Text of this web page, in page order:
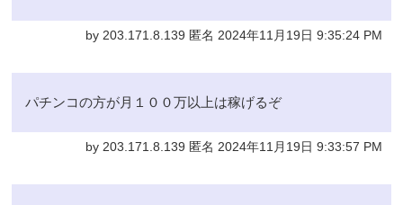
by 203.171.8.139 匿名 2024年11月19日 9:35:24 PM
パチンコの方が月１００万以上は稼げるぞ
by 203.171.8.139 匿名 2024年11月19日 9:33:57 PM